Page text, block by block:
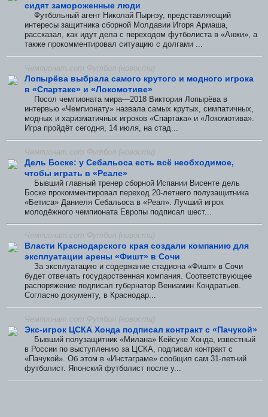
сидят замороженные люди
Футбольный агент Николай Пырнэу, представляющий
интересы защитника сборной Молдавии Игоря Армаша,
рассказал, как идут дела с переходом футболиста в «Анжи», а
также прокомментировал ситуацию с долгами ...
Чемпионат.com Футбол (новости)
Лопырёва выбрала самого крутого и модного игрока
в «Спартаке» и «Локомотиве»
Посол чемпионата мира—2018 Виктория Лопырёва в
интервью «Чемпионату» назвала самых крутых, симпатичных,
модных и харизматичных игроков «Спартака» и «Локомотива».
Игра пройдёт сегодня, 14 июля, на стад...
Чемпионат.com Футбол (новости)
Дель Боске: у Себальоса есть всё необходимое,
чтобы играть в «Реале»
Бывший главный тренер сборной Испании Висенте дель
Боске прокомментировал переход 20-летнего полузащитника
«Бетиса» Даниеля Себальоса в «Реал». Лучший игрок
молодёжного чемпионата Европы подписал шест...
Чемпионат.com Футбол (новости)
Власти Краснодарского края создали компанию для
эксплуатации арены «Фишт» в Сочи
За эксплуатацию и содержание стадиона «Фишт» в Сочи
будет отвечать государственная компания. Соответствующее
распоряжение подписал губернатор Вениамин Кондратьев.
Согласно документу, в Краснодар...
Чемпионат.com Футбол (новости)
Экс-игрок ЦСКА Хонда подписал контракт с «Пачукой»
Бывший полузащитник «Милана» Кейсуке Хонда, известный
в России по выступлению за ЦСКА, подписал контракт с
«Пачукой». Об этом в «Инстаграме» сообщил сам 31-летний
футболист. Японский футболист после у...